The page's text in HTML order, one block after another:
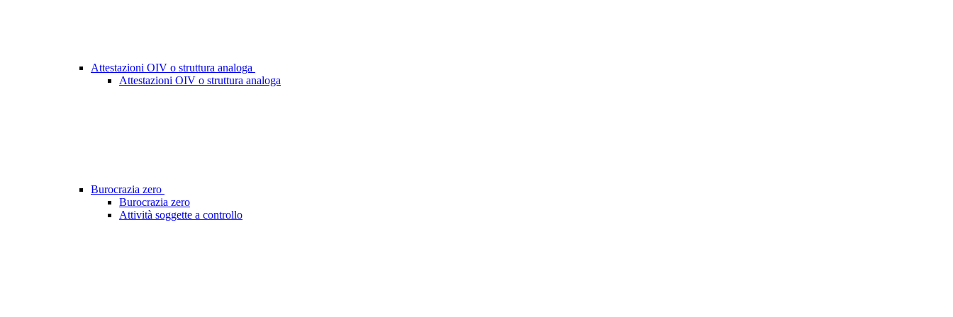
Attestazioni OIV o struttura analoga
Attestazioni OIV o struttura analoga
Burocrazia zero
Burocrazia zero
Attività soggette a controllo